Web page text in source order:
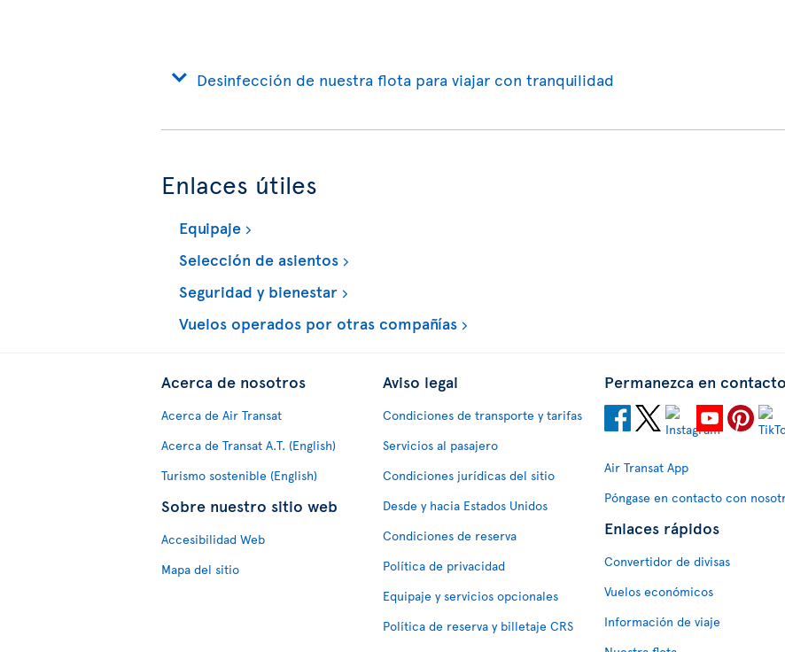
Desinfección de nuestra flota para viajar con tranquilidad
Enlaces útiles
Equipaje
Selección de asientos
Seguridad y bienestar
Vuelos operados por otras compañías
Acerca de nosotros
Acerca de Air Transat
Acerca de Transat A.T. (English)
Turismo sostenible (English)
Sobre nuestro sitio web
Accesibilidad Web
Mapa del sitio
Aviso legal
Condiciones de transporte y tarifas
Servicios al pasajero
Condiciones jurídicas del sitio
Desde y hacia Estados Unidos
Condiciones de reserva
Política de privacidad
Equipaje y servicios opcionales
Política de reserva y billetaje CRS
Permanezca en contacto
Air Transat App
Póngase en contacto con
Enlaces rápidos
Convertidor de divisas
Vuelos económicos
Información de viaje